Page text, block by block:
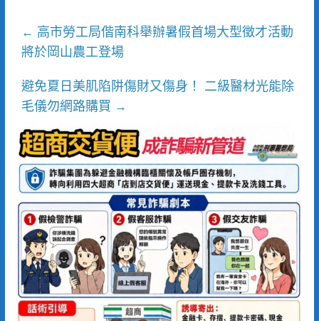
← 高市勞工局偕南科舉辦暑假首場大型徵才活動
將於岡山農工登場
避免夏日美肌陷阱傷財又傷身！ 二級醫材光能除
毛儀勿網路購買 →